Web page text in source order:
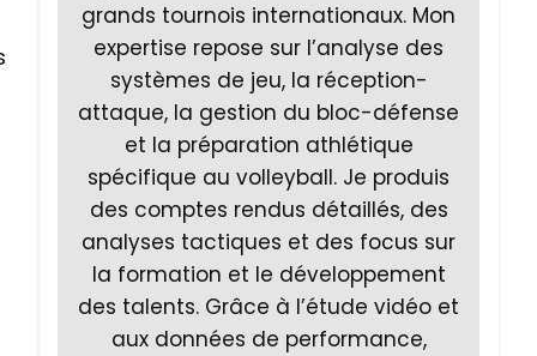
grands tournois internationaux. Mon
expertise repose sur l’analyse des
systèmes de jeu, la réception-
attaque, la gestion du bloc-défense
et la préparation athlétique
spécifique au volleyball. Je produis
des comptes rendus détaillés, des
analyses tactiques et des focus sur
la formation et le développement
des talents. Grâce à l’étude vidéo et
aux données de performance,